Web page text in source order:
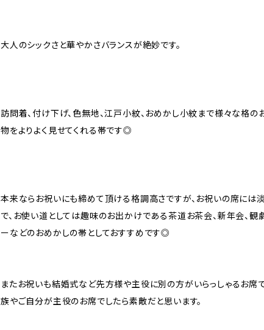
大人のシックさと華やかさバランスが絶妙です。
訪問着、付け下げ、色無地、江戸小紋、おめかし小紋まで様々な格の
物をよりよく見せてくれる帯です◎
本来ならお祝いにも締めて頂ける格調高さですが、お祝いの席には
で、お使い道としては趣味のお出かけである茶道お茶会、新年会、観
ーなどのおめかしの帯としておすすめです◎
またお祝いも結婚式など先方様や主役に別の方がいらっしゃるお席
族やご自分が主役のお席でしたら素敵だと思います。